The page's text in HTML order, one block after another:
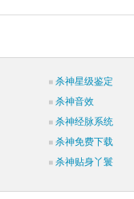
杀神星级鉴定
杀神音效
杀神经脉系统
杀神免费下载
杀神贴身丫鬟